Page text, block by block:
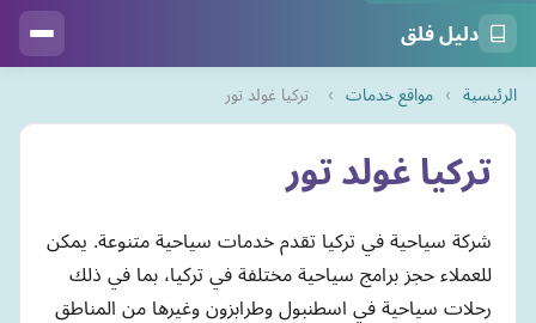
دليل فلق
الرئيسية › مواقع خدمات › تركيا غولد تور
تركيا غولد تور
شركة سياحية في تركيا تقدم خدمات سياحية متنوعة. يمكن
للعملاء حجز برامج سياحية مختلفة في تركيا، بما في ذلك
رحلات سياحية في اسطنبول وطرابزون وغيرها من المناطق